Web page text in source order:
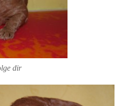
dir